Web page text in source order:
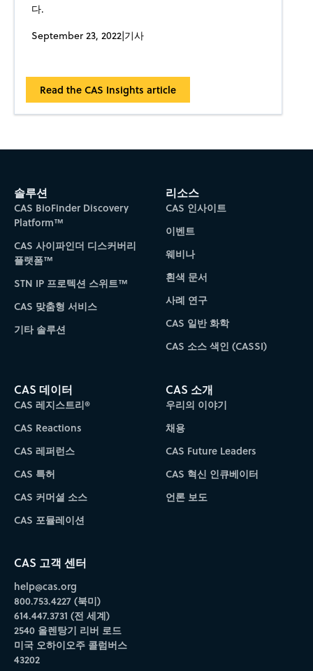
다.
September 23, 2022|기사
Read the CAS Insights article
솔루션
CAS BioFinder Discovery
Platform™
CAS 사이파인더 디스커버리
플랫폼™
STN IP 프로텍션 스위트™
CAS 맞춤형 서비스
기타 솔루션
리소스
CAS 인사이트
이벤트
웨비나
흰색 문서
사례 연구
CAS 일반 화학
CAS 소스 색인 (CASSI)
CAS 데이터
CAS 레지스트리®
CAS Reactions
CAS 레퍼런스
CAS 특허
CAS 커머셜 소스
CAS 포뮬레이션
CAS 소개
우리의 이야기
채용
CAS Future Leaders
CAS 혁신 인큐베이터
언론 보도
CAS 고객 센터
help@cas.org
800.753.4227 (북미)
614.447.3731 (전 세계)
2540 올렌탕기 리버 로드
미국 오하이오주 콜럼버스
43202